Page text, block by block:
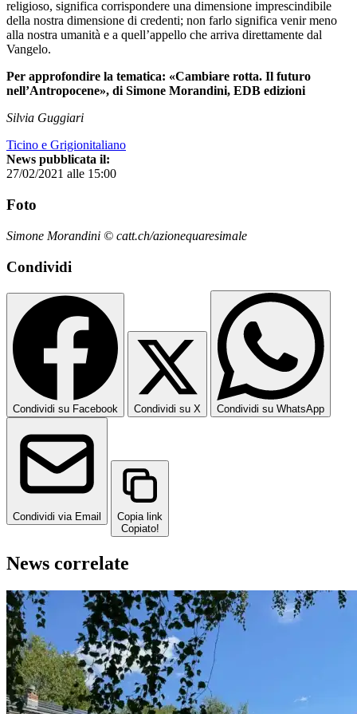
religioso, significa corrispondere una dimensione imprescindibile
della nostra dimensione di credenti; non farlo significa venir meno
alla nostra umanità e a quell’appello che arriva direttamente dal
Vangelo.
Per approfondire la tematica: «Cambiare rotta. Il futuro
nell’Antropocene», di Simone Morandini, EDB edizioni
Silvia Guggiari
Ticino e Grigionitaliano
News pubblicata il:
27/02/2021 alle 15:00
Foto
Simone Morandini © catt.ch/azionequaresimale
Condividi
Condividi su Facebook Condividi su X Condividi su WhatsApp
Condividi via Email
Copia link
Copiato!
News correlate